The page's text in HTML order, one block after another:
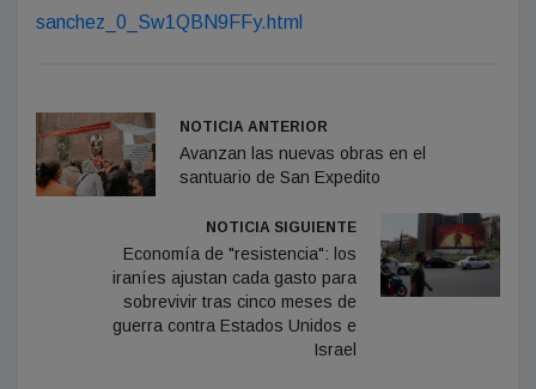
sanchez_0_Sw1QBN9FFy.html
NOTICIA ANTERIOR
Avanzan las nuevas obras en el
santuario de San Expedito
NOTICIA SIGUIENTE
Economía de "resistencia": los
iraníes ajustan cada gasto para
sobrevivir tras cinco meses de
guerra contra Estados Unidos e
Israel